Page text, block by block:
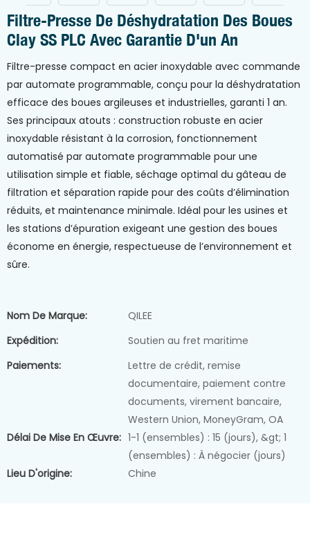
Filtre-Presse De Déshydratation Des Boues
Clay SS PLC Avec Garantie D'un An
Filtre-presse compact en acier inoxydable avec commande
par automate programmable, conçu pour la déshydratation
efficace des boues argileuses et industrielles, garanti 1 an.
Ses principaux atouts : construction robuste en acier
inoxydable résistant à la corrosion, fonctionnement
automatisé par automate programmable pour une
utilisation simple et fiable, séchage optimal du gâteau de
filtration et séparation rapide pour des coûts d’élimination
réduits, et maintenance minimale. Idéal pour les usines et
les stations d’épuration exigeant une gestion des boues
économe en énergie, respectueuse de l’environnement et
sûre.
Nom De Marque:
QILEE
Expédition:
Soutien au fret maritime
Paiements:
Lettre de crédit, remise
documentaire, paiement contre
documents, virement bancaire,
Western Union, MoneyGram, OA
Délai De Mise En Œuvre: 1-1 (ensembles) : 15 (jours), &gt; 1
(ensembles) : À négocier (jours)
Lieu D'origine:
Chine